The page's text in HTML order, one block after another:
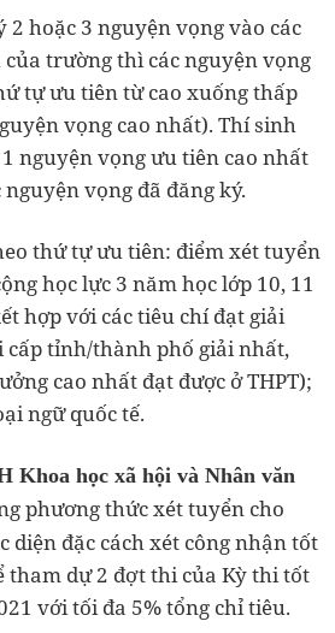
hoặc 3 nguyện vọng vào các
trường thì các nguyện vọng
tự ưu tiên từ cao xuống thấp
vọng cao nhất). Thí sinh
nguyện vọng ưu tiên cao nhất
vọng đã đăng ký.
thứ tự ưu tiên: điểm xét tuyển
học lực 3 năm học lớp 10, 11
hợp với các tiêu chí đạt giải
cấp tỉnh/thành phố giải nhất,
cao nhất đạt được ở THPT);
ngữ quốc tế.
Khoa học xã hội và Nhân văn
phương thức xét tuyển cho
đặc cách xét công nhận tốt
tham dự 2 đợt thi của Kỳ thi tốt
với tối đa 5% tổng chỉ tiêu.